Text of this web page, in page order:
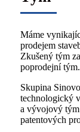
Máme
prodejem
poprodejní tým.
Skupina
technologický
patentových